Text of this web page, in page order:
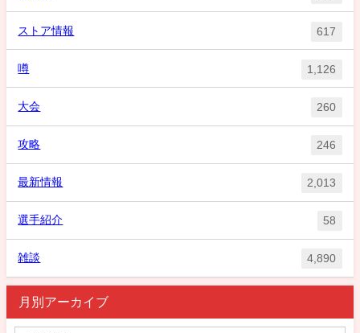
ストア情報 617
噂 1,126
大会 260
攻略 246
最新情報 2,013
選手紹介 58
雑談 4,890
月別アーカイブ